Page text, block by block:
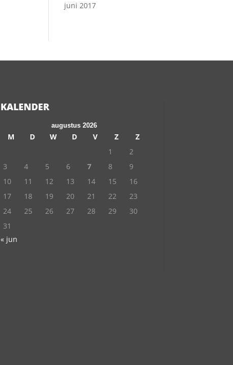
juni 2017
KALENDER
augustus 2026
M D W D V Z
Z
1
2
3
4 5 6 7 8
9
10
11 12 13 14 15
16
17
18 19 20 21 22
23
24
25 26 27 28 29
30
31
« jun